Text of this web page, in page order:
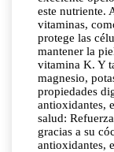
este nutriente.
vitaminas,
protege las
mantener la
vitamina K. Y
magnesio,
propiedades
antioxidantes,
salud:
gracias a su
antioxidantes,